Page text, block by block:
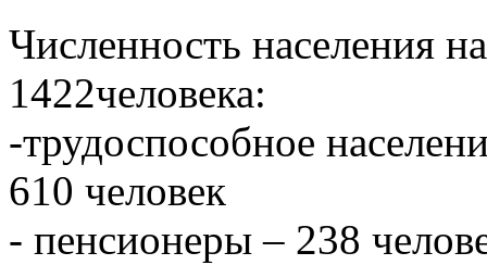
Численность населения
1422человека:
-трудоспособное
610 человек
- пенсионеры – 238